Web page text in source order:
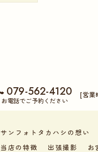
079-562-4120
お電話でご予約ください
[営業
サンフォトタカハシの想い
当店の特徴 出張撮影 お